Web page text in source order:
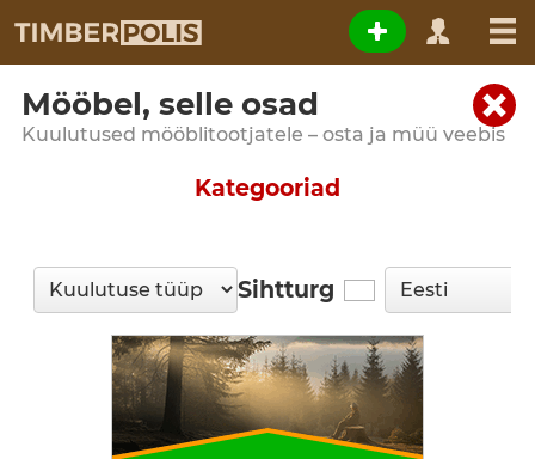
Mööbel, selle osad
Kuulutused mööblitootjatele – osta ja müü veebis
Kategooriad
Sihtturg